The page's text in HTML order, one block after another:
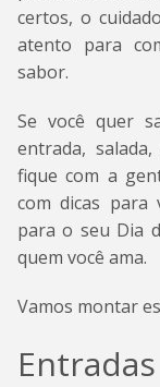
certos, o
atento para
sabor.
Se você quer
entrada,
fique com a
com dicas para
para o seu Dia
quem você ama.
Vamos montar
Entradas